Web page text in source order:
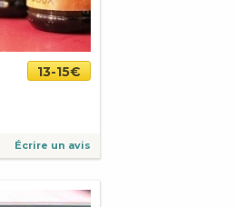
13-15€
Écrire un avis